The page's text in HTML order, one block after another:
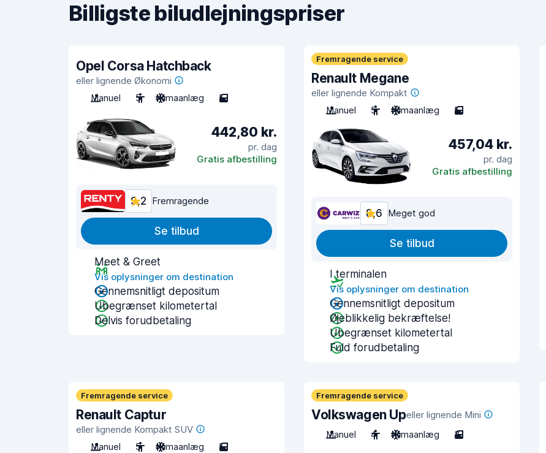
Billigste biludlejningspriser
Opel Corsa Hatchback
eller lignende Økonomi
Manuel
5 Klimaanlæg 5
442,80 kr.
pr. dag
Gratis afbestilling
9,2 Fremragende
Se tilbud
Meet & Greet
Vis oplysninger om destination
Gennemsnitligt depositum
Ubegrænset kilometertal
Delvis forudbetaling
Fremragende service
Renault Megane
eller lignende Kompakt
Manuel
5 Klimaanlæg 5
457,04 kr.
pr. dag
Gratis afbestilling
8,6 Meget god
Se tilbud
I terminalen
Vis oplysninger om destination
Gennemsnitligt depositum
Øjeblikkelig bekræftelse!
Ubegrænset kilometertal
Fuld forudbetaling
Fremragende service
Renault Captur
eller lignende Kompakt SUV
Manuel
5 Klimaanlæg 5
Fremragende service
Volkswagen Upeller lignende Mini
Manuel
4 Klimaanlæg 3